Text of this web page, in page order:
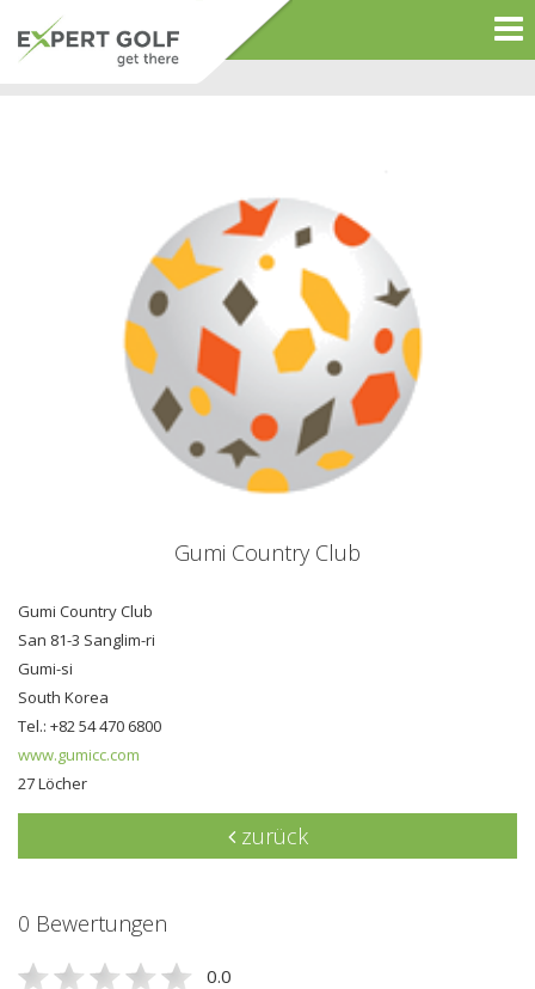
Gumi Country Club
Gumi Country Club
San 81-3 Sanglim-ri
Gumi-si
South Korea
Tel.: +82 54 470 6800
www.gumicc.com
27 Löcher
zurück
0 Bewertungen
0.0